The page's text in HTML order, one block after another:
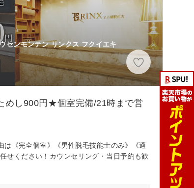
センモンテン リンクス フクイエキ
めし900円★個室完備/21時まで営
は《完全個室》《男性脱毛技能士のみ》《適
せください！カウンセリング・当日予約も歓